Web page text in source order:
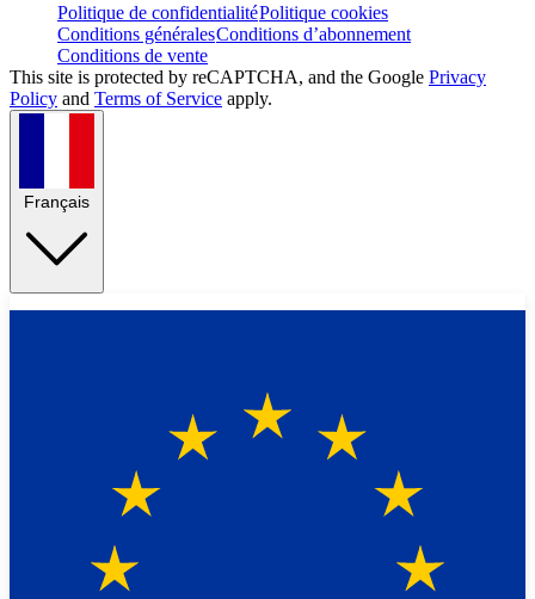
Politique de confidentialitéPolitique cookies
Conditions généralesConditions d’abonnement
Conditions de vente
This site is protected by reCAPTCHA, and the Google Privacy
Policy and Terms of Service apply.
Français